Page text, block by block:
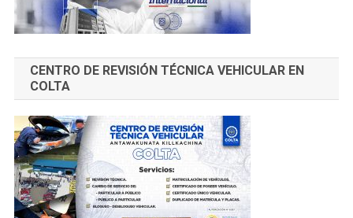
CENTRO DE REVISIÓN TÉCNICA VEHICULAR EN
COLTA